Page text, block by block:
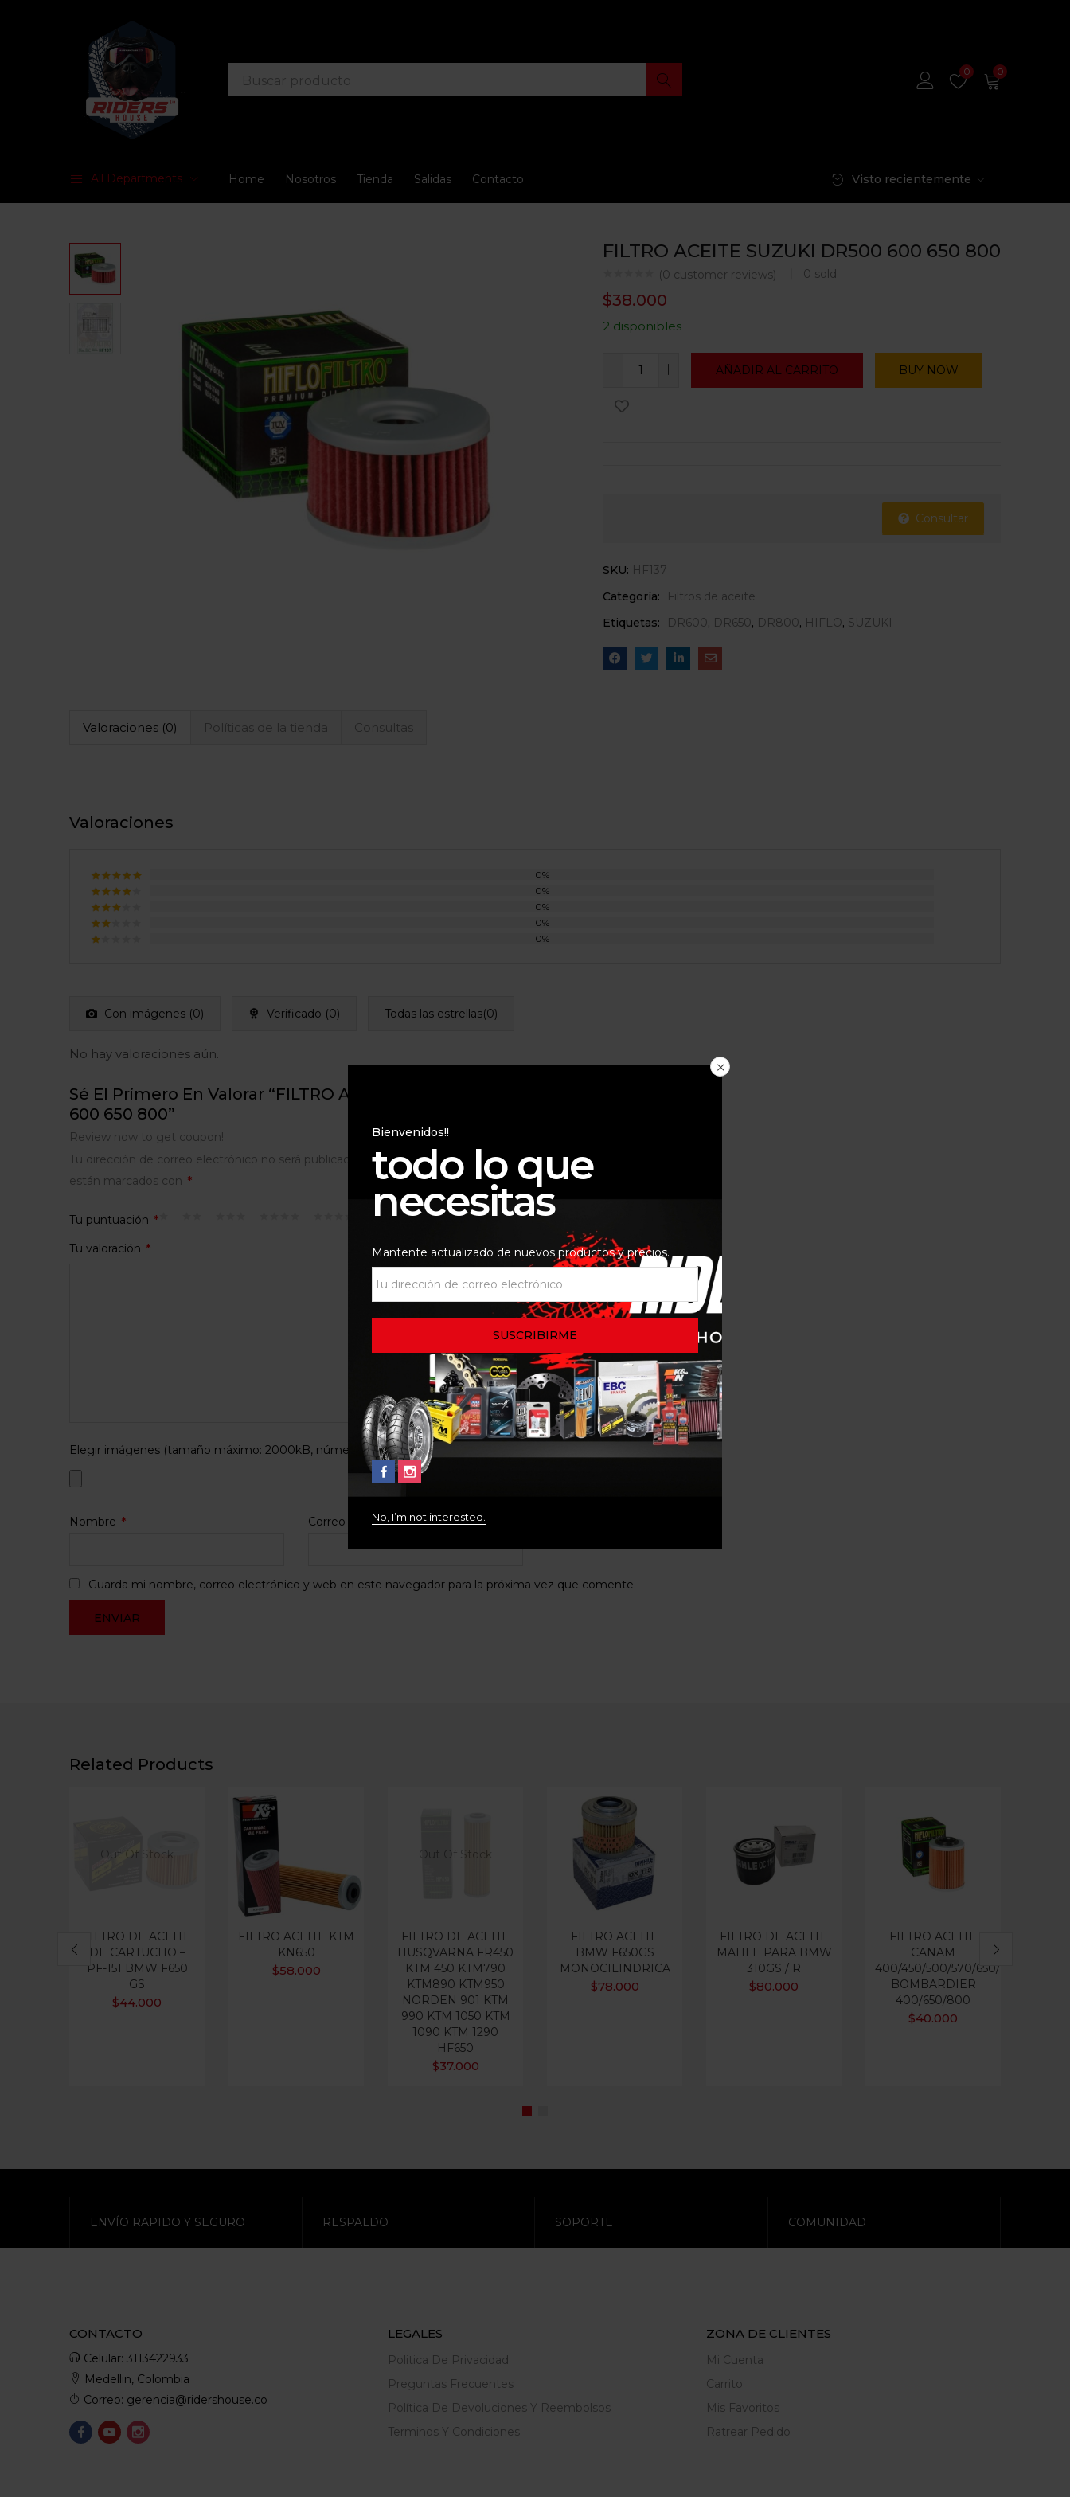
0 0
All Departments Home Nosotros Tienda Salidas Contacto Visto recientemente
FILTRO ACEITE SUZUKI DR500 600 650 800
(0 customer reviews) 0 sold
$38.000
2 disponibles
AÑADIR AL CARRITO BUY NOW
Consultar
SKU: HF137
Categoría:
Filtros de aceite
Etiquetas:
DR600, DR650, DR800, HIFLO, SUZUKI
Valoraciones (0) Políticas de la tienda Consultas
Valoraciones
Valorado
con5
0%
Valorado
con
0%
Valorado
con
0%
Valorado
0%
5
0%
Con imágenes (0) Verificado (0) Todas las estrellas(0)
No hay valoraciones aún.
Sé El Primero En Valorar “FILTRO ACEITE SUZUKI DR500
600 650 800”
Review now to get coupon!
Tu dirección de correo electrónico no será publicada.
Los campos obligatorios
están marcados con *
Tu puntuación *
Tu valoración *
Elegir imágenes (tamaño máximo: 2000kB, número máximo de archivos: 2)
Nombre * Correo electrónico*
Guarda mi nombre, correo electrónico y web en este navegador para la próxima vez que comente.
Related Products
Out Of Stock
FILTRO DE ACEITE
DE CARTUCHO –
PF-151 BMW F650
GS
$44.000
FILTRO ACEITE KTM
KN650
$58.000
FILTRO DE ACEITE
HUSQVARNA FR450
KTM 450 KTM790
KTM890 KTM950
NORDEN 901 KTM
990 KTM 1050 KTM
1090 KTM 1290
HF650
$37.000
FILTRO ACEITE
BMW F650GS
MONOCILINDRICA
$78.000
FILTRO DE ACEITE
MAHLE PARA BMW
310GS / R
$80.000
FILTRO ACEITE
CANAM
400/450/500/570/650/1000
BOMBARDIER
400/650/800
$40.000
Bienvenidos!!
todo lo que
necesitas
Mantente actualizado de nuevos productos y precios.
No, I’m not interested.
ENVÍO RAPIDO Y SEGURO RESPALDO SOPORTE COMUNIDAD
CONTACTO
Celular: 3113422933
Medellin, Colombia
Correo: gerencia@ridershouse.co
LEGALES
Politica De Privacidad
Preguntas Frecuentes
Política De Devoluciones Y Reembolsos
Terminos Y Condiciones
ZONA DE CLIENTES
Mi Cuenta
Carrito
Mis Favoritos
Ratrear Pedido